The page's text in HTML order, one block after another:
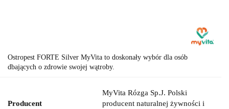
Ostropest FORTE Silver MyVita to doskonały wybór dla osób
dbających o zdrowie swojej wątroby.
Producent
MyVita Rózga Sp.J. Polski
producent naturalnej żywności i